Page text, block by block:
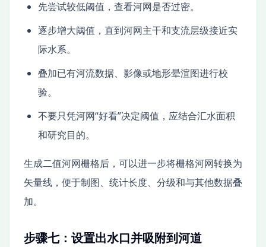
先尝试较低阈值，查看河网是否过密。
逐步增大阈值，直到河网主干和支流层级接近实
际水系。
叠加已有河流数据、影像或地形晕渲图进行校
验。
不要只凭河网“好看”决定阈值，应结合汇水面积
和研究目的。
生成二值河网栅格后，可以进一步将栅格河网转换为
矢量线，便于制图、统计长度、分级和与其他数据叠
加。
步骤七：设置出水口并吸附到河道